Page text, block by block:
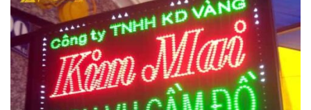
Làm biển
Nghệ An giá